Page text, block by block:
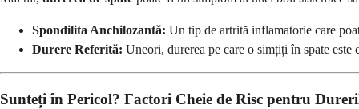
Spondilita Anchilozantă: Un tip de artrită inflamatorie care
Durere Referită: Uneori, durerea pe care o simțiți în spate
Sunteți în Pericol? Factori Cheie de Risc pentru